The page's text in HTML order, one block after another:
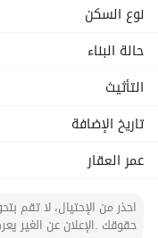
نوع السكن
حالة البناء
التأثيث
تاريخ الإضافة
عمر العقار
احذر من الإحتيال، لا تقم
حقوقك .الإعلان عن الغير